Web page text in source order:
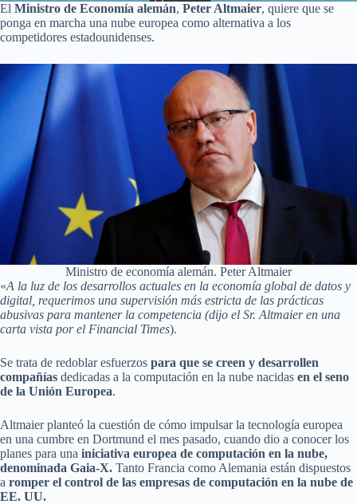
El Ministro de Economía alemán, Peter Altmaier, quiere que se
ponga en marcha una nube europea como alternativa a los
competidores estadounidenses.
Ministro de economía alemán. Peter Altmaier
«A la luz de los desarrollos actuales en la economía global de datos y
digital, requerimos una supervisión más estricta de las prácticas
abusivas para mantener la competencia (dijo el Sr. Altmaier en una
carta vista por el Financial Times).
Se trata de redoblar esfuerzos para que se creen y desarrollen
compañías dedicadas a la computación en la nube nacidas en el seno
de la Unión Europea.
Altmaier planteó la cuestión de cómo impulsar la tecnología europea
en una cumbre en Dortmund el mes pasado, cuando dio a conocer los
planes para una iniciativa europea de computación en la nube,
denominada Gaia-X. Tanto Francia como Alemania están dispuestos
a romper el control de las empresas de computación en la nube de
EE. UU.